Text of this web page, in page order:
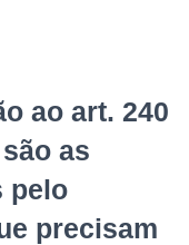
ao art. 240
as
pelo
precisam